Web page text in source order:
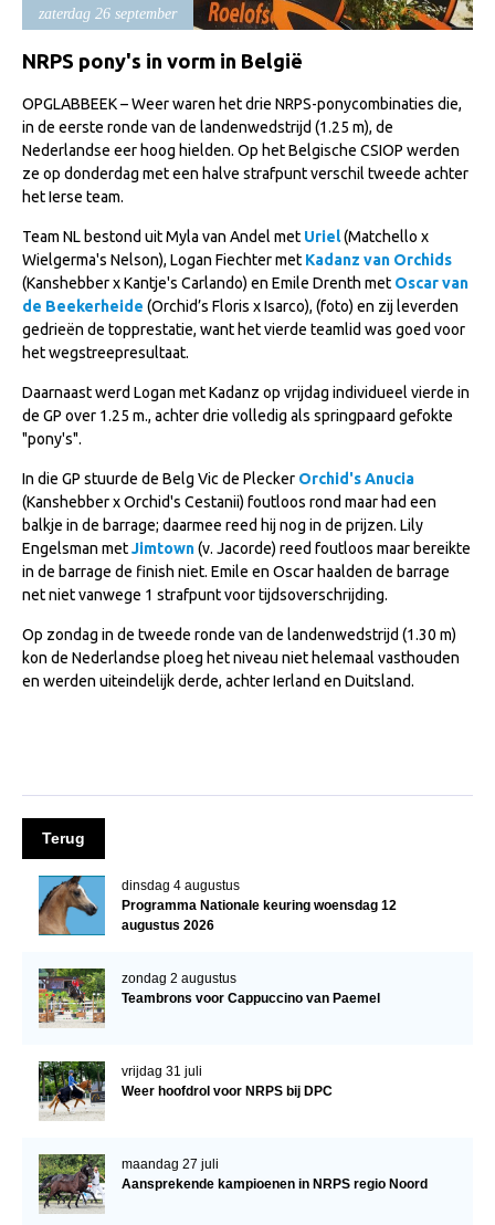
Import registratie
Veulenregistratie
Informatie overschrijven paspoort
Formulier overschrijven op naam
Animal Health Regulation
Gids voor Goede Praktijken
Marktplaats
Tarievenlijst
Veel gestelde vragen
Webshop
Evenementen
NRPS Select Sale
NRPS Keuringen
Hengstenkeuring
Regionale Keuringen
Nationale Keuring
Late Veulenkeuring
Evenementen
Arabian Horse Events
Arabissimo
Veulenregistratie
Veulens en merries
PEDIGREE ONLINE
Onze fokkerij
zaterdag 26 september
NRPS pony's in vorm in België
OPGLABBEEK – Weer waren het drie NRPS-ponycombinaties die,
in de eerste ronde van de landenwedstrijd (1.25 m), de
Nederlandse eer hoog hielden. Op het Belgische CSIOP werden
ze op donderdag met een halve strafpunt verschil tweede achter
het Ierse team.
Team NL bestond uit Myla van Andel met Uriel(Matchello x
Wielgerma's Nelson), Logan Fiechter met Kadanz van Orchids
(Kanshebber x Kantje's Carlando) en Emile Drenth met Oscar van
de Beekerheide (Orchid’s Floris x Isarco), (foto) en zij leverden
gedrieën de topprestatie, want het vierde teamlid was goed voor
het wegstreepresultaat.
Daarnaast werd Logan met Kadanz op vrijdag individueel vierde in
de GP over 1.25 m., achter drie volledig als springpaard gefokte
"pony's".
In die GP stuurde de Belg Vic de Plecker Orchid's Anucia
(Kanshebber x Orchid's Cestanii) foutloos rond maar had een
balkje in de barrage; daarmee reed hij nog in de prijzen. Lily
Engelsman metJimtown(v. Jacorde) reed foutloos maar bereikte
in de barrage de finish niet. Emile en Oscar haalden de barrage
net niet vanwege 1 strafpunt voor tijdsoverschrijding.
Op zondag in de tweede ronde van de landenwedstrijd (1.30 m)
kon de Nederlandse ploeg het niveau niet helemaal vasthouden
en werden uiteindelijk derde, achter Ierland en Duitsland.
Terug
dinsdag 4 augustus
Programma Nationale keuring woensdag 12
augustus 2026
zondag 2 augustus
Teambrons voor Cappuccino van Paemel
vrijdag 31 juli
Weer hoofdrol voor NRPS bij DPC
maandag 27 juli
Aansprekende kampioenen in NRPS regio Noord